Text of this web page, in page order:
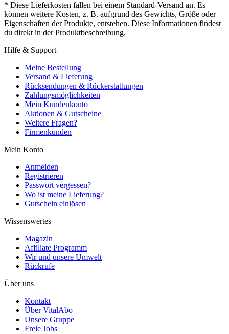
* Diese Lieferkosten fallen bei einem Standard-Versand an. Es
können weitere Kosten, z. B. aufgrund des Gewichts, Größe oder
Eigenschaften der Produkte, entstehen. Diese Informationen findest
du direkt in der Produktbeschreibung.
Hilfe & Support
Meine Bestellung
Versand & Lieferung
Rücksendungen & Rückerstattungen
Zahlungsmöglichkeiten
Mein Kundenkonto
Aktionen & Gutscheine
Weitere Fragen?
Firmenkunden
Mein Konto
Anmelden
Registrieren
Passwort vergessen?
Wo ist meine Lieferung?
Gutschein einlösen
Wissenswertes
Magazin
Affiliate Programm
Wir und unsere Umwelt
Rückrufe
Über uns
Kontakt
Über VitalAbo
Unsere Gruppe
Freie Jobs